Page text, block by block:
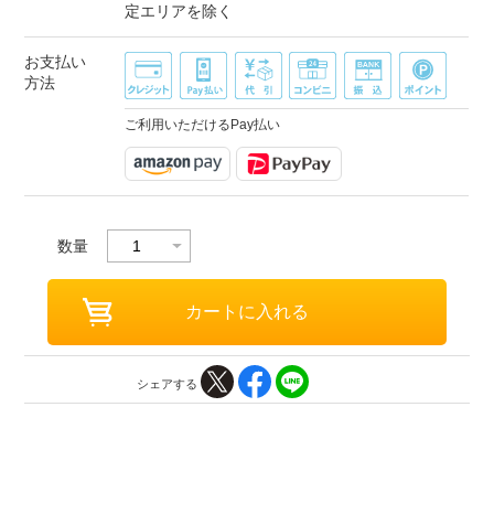
定エリアを除く
お支払い
方法
ご利用いただけるPay払い
数量
シェアする